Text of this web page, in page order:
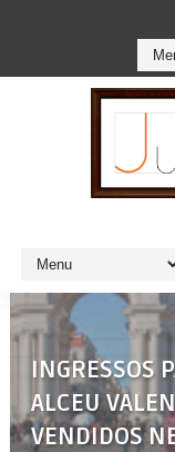
INGRESSOS
ALCEU
VENDIDOS